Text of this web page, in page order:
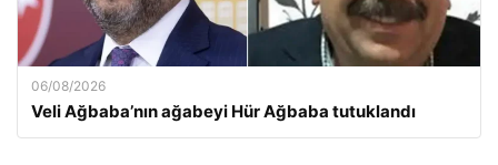
06/08/2026
Veli Ağbaba’nın ağabeyi Hür Ağbaba tutuklandı